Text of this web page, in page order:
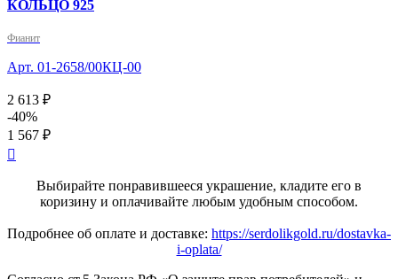
КОЛЬЦО 925
Фианит
Арт. 01-2658/00КЦ-00
2 613 ₽
-40%
1 567 ₽

Выбирайте понравившееся украшение, кладите его в
коризину и оплачивайте любым удобным способом.
Подробнее об оплате и доставке: https://serdolikgold.ru/dostavka-
i-oplata/